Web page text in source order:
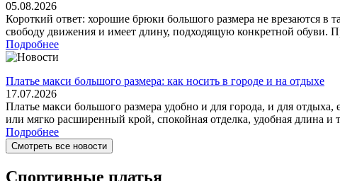
05.08.2026
Короткий ответ: хорошие брюки большого размера не врезаются в
свободу движения и имеет длину, подходящую конкретной обуви.
Подробнее
Платье макси большого размера: как носить в городе и на отдыхе
17.07.2026
Платье макси большого размера удобно и для города, и для отдыха,
или мягко расширенный крой, спокойная отделка, удобная длина и
Подробнее
Смотреть все новости
Спортивные платья